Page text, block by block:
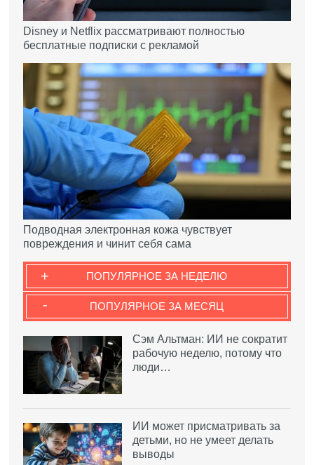
Disney и Netflix рассматривают полностью
бесплатные подписки с рекламой
Подводная электронная кожа чувствует
повреждения и чинит себя сама
ПОПУЛЯРНОЕ ЗА НЕДЕЛЮ
+
ПОПУЛЯРНОЕ ЗА МЕСЯЦ
-
Сэм Альтман: ИИ не сократит
рабочую неделю, потому что
люди…
ИИ может присматривать за
детьми, но не умеет делать
выводы